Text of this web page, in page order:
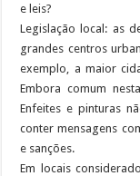
e leis?
Legislação local: as
grandes centros
exemplo, a maior
Embora comum
Enfeites e pinturas
conter mensagens
e sanções.
Em locais